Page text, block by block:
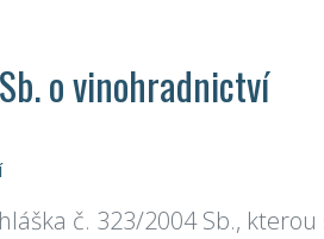
o vinohradnictví
č. 323/2004 Sb.,